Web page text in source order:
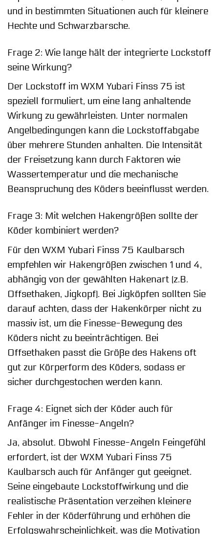
und in bestimmten Situationen auch für kleinere
Hechte und Schwarzbarsche.
Frage 2: Wie lange hält der integrierte Lockstoff
seine Wirkung?
Der Lockstoff im WXM Yubari Finss 75 ist
speziell formuliert, um eine lang anhaltende
Wirkung zu gewährleisten. Unter normalen
Angelbedingungen kann die Lockstoffabgabe
über mehrere Stunden anhalten. Die Intensität
der Freisetzung kann durch Faktoren wie
Wassertemperatur und die mechanische
Beanspruchung des Köders beeinflusst werden.
Frage 3: Mit welchen Hakengrößen sollte der
Köder kombiniert werden?
Für den WXM Yubari Finss 75 Kaulbarsch
empfehlen wir Hakengrößen zwischen 1 und 4,
abhängig von der gewählten Hakenart (z.B.
Offsethaken, Jigkopf). Bei Jigköpfen sollten Sie
darauf achten, dass der Hakenkörper nicht zu
massiv ist, um die Finesse-Bewegung des
Köders nicht zu beeinträchtigen. Bei
Offsethaken passt die Größe des Hakens oft
gut zur Körperform des Köders, sodass er
sicher durchgestochen werden kann.
Frage 4: Eignet sich der Köder auch für
Anfänger im Finesse-Angeln?
Ja, absolut. Obwohl Finesse-Angeln Feingefühl
erfordert, ist der WXM Yubari Finss 75
Kaulbarsch auch für Anfänger gut geeignet.
Seine eingebaute Lockstoffwirkung und die
realistische Präsentation verzeihen kleinere
Fehler in der Köderführung und erhöhen die
Erfolgswahrscheinlichkeit, was die Motivation